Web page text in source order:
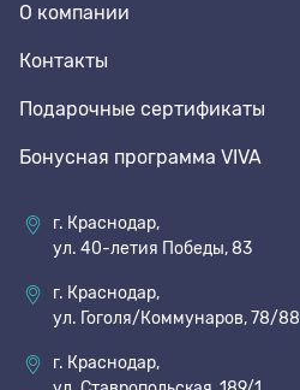
О компании
Контакты
Подарочные сертификаты
Бонусная программа VIVA
г. Краснодар,
ул. 40-летия Победы, 83
г. Краснодар,
ул. Гоголя/Коммунаров, 78/88
г. Краснодар,